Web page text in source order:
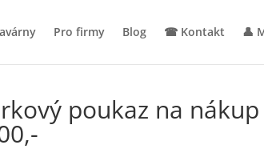
Pro firmy Blog ☎︎ Kontakt 👤︎
poukaz na